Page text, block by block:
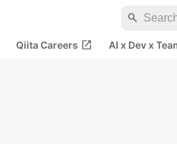
search
Qiita Careers open_in_new AI x Dev x